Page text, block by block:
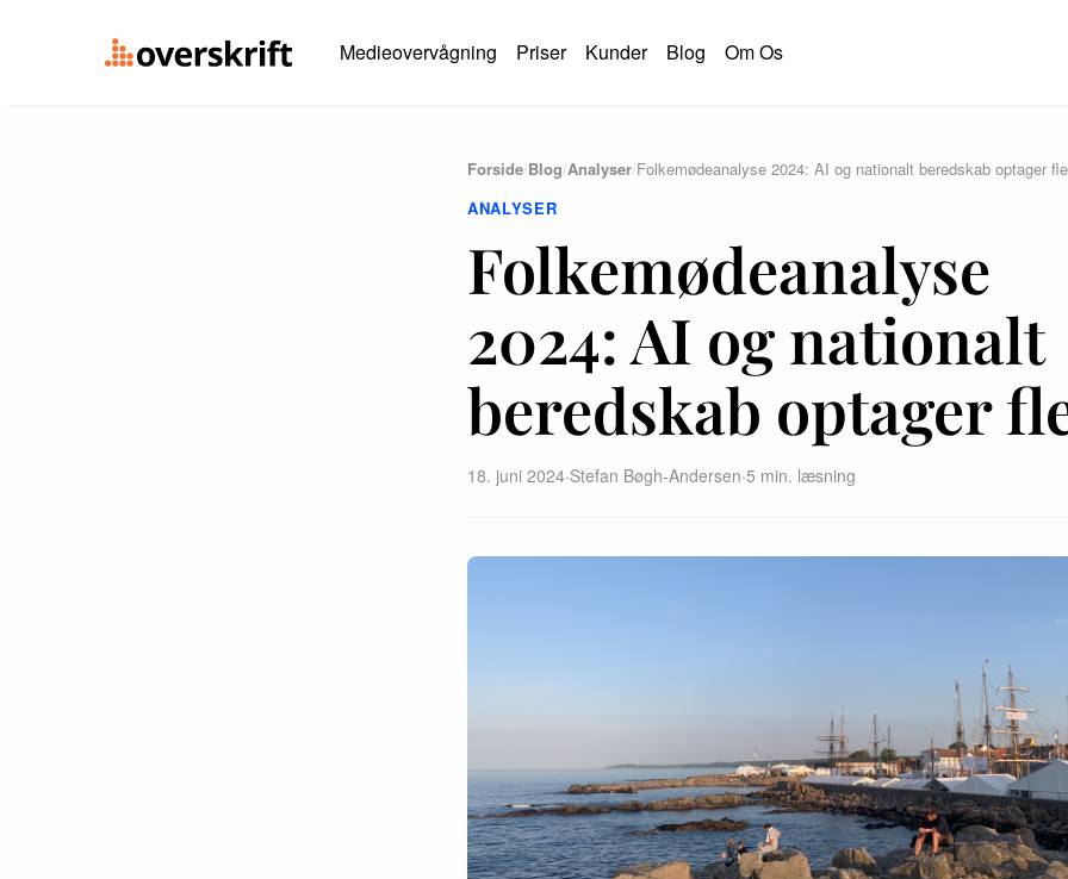
Medieovervågning Priser Kunder Blog Om Os
Forside/Blog/Analyser/Folkemødeanalyse 2024: AI og nationalt beredskab optager
ANALYSER
Folkemødeanalyse
2024: AI og nationalt
beredskab optager
18. juni 2024·Stefan Bøgh-Andersen·5 min. læsning